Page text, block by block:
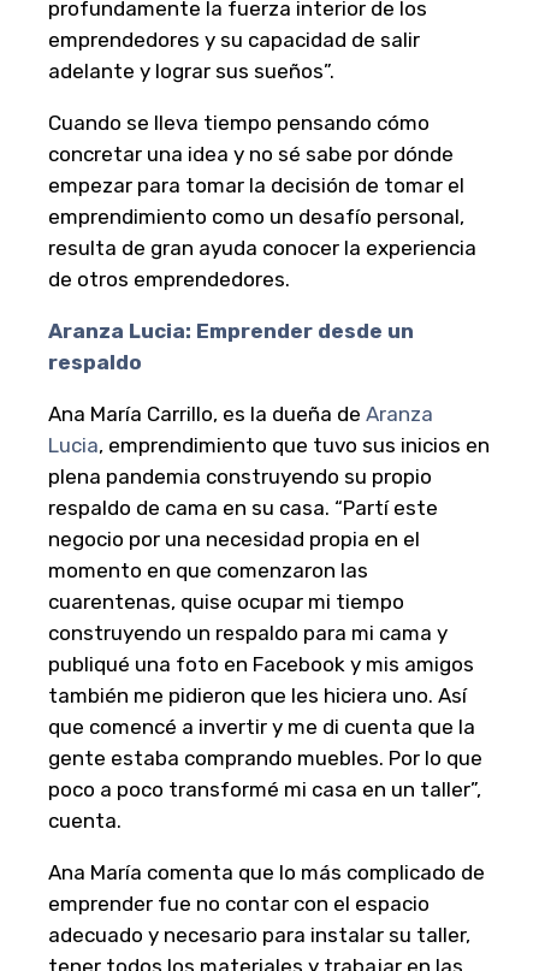
profundamente la fuerza interior de los
emprendedores y su capacidad de salir
adelante y lograr sus sueños”.
Cuando se lleva tiempo pensando cómo
concretar una idea y no sé sabe por dónde
empezar para tomar la decisión de tomar el
emprendimiento como un desafío personal,
resulta de gran ayuda conocer la experiencia
de otros emprendedores.
Aranza Lucia: Emprender desde un
respaldo
Ana María Carrillo, es la dueña de Aranza
Lucia, emprendimiento que tuvo sus inicios en
plena pandemia construyendo su propio
respaldo de cama en su casa. “Partí este
negocio por una necesidad propia en el
momento en que comenzaron las
cuarentenas, quise ocupar mi tiempo
construyendo un respaldo para mi cama y
publiqué una foto en Facebook y mis amigos
también me pidieron que les hiciera uno. Así
que comencé a invertir y me di cuenta que la
gente estaba comprando muebles. Por lo que
poco a poco transformé mi casa en un taller”,
cuenta.
Ana María comenta que lo más complicado de
emprender fue no contar con el espacio
adecuado y necesario para instalar su taller,